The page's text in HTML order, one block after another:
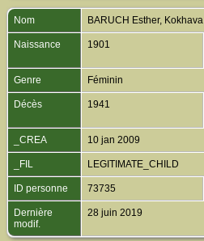
Nom BARUCH Esther, Kokhava
Naissance 1901
Genre Féminin
Décès 1941
_CREA 10 jan 2009
_FIL LEGITIMATE_CHILD
ID personne 73735
Dernière
modif.
28 juin 2019